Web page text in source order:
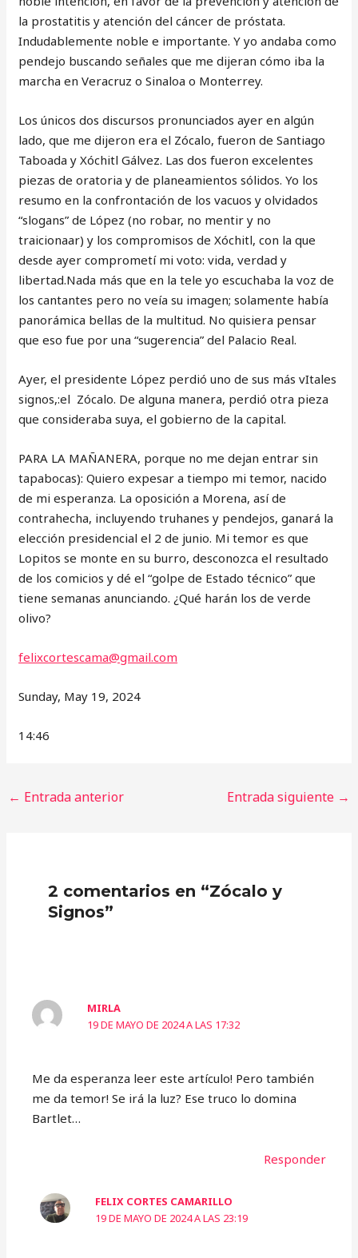
la prostatitis y atención del cáncer de próstata.
Indudablemente noble e importante. Y yo andaba como
pendejo buscando señales que me dijeran cómo iba la
marcha en Veracruz o Sinaloa o Monterrey.
Los únicos dos discursos pronunciados ayer en algún
lado, que me dijeron era el Zócalo, fueron de Santiago
Taboada y Xóchitl Gálvez. Las dos fueron excelentes
piezas de oratoria y de planeamientos sólidos. Yo los
resumo en la confrontación de los vacuos y olvidados
“slogans” de López (no robar, no mentir y no
traicionaar) y los compromisos de Xóchitl, con la que
desde ayer comprometí mi voto: vida, verdad y
libertad.Nada más que en la tele yo escuchaba la voz de
los cantantes pero no veía su imagen; solamente había
panorámica bellas de la multitud. No quisiera pensar
que eso fue por una “sugerencia” del Palacio Real.
Ayer, el presidente López perdió uno de sus más vItales
signos,:el Zócalo. De alguna manera, perdió otra pieza
que consideraba suya, el gobierno de la capital.
PARA LA MAÑANERA, porque no me dejan entrar sin
tapabocas): Quiero expesar a tiempo mi temor, nacido
de mi esperanza. La oposición a Morena, así de
contrahecha, incluyendo truhanes y pendejos, ganará la
elección presidencial el 2 de junio. Mi temor es que
Lopitos se monte en su burro, desconozca el resultado
de los comicios y dé el “golpe de Estado técnico” que
tiene semanas anunciando. ¿Qué harán los de verde
olivo?
felixcortescama@gmail.com
Sunday, May 19, 2024
14:46
← Entrada anterior Entrada siguiente →
2 comentarios en “Zócalo y
Signos”
MIRLA
19 DE MAYO DE 2024 A LAS 17:32
Me da esperanza leer este artículo! Pero también
me da temor! Se irá la luz? Ese truco lo domina
Bartlet…
Responder
FELIX CORTES CAMARILLO
19 DE MAYO DE 2024 A LAS 23:19